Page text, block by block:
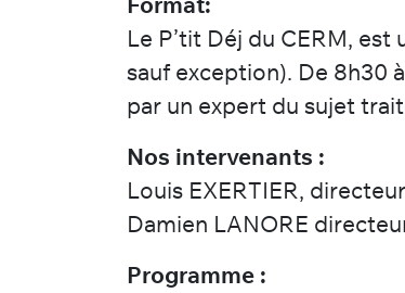
Le P’tit Déj du CERM,
sauf exception). De 8h30
par un expert du sujet
Nos intervenants :
Louis EXERTIER,
Damien LANORE
Programme :